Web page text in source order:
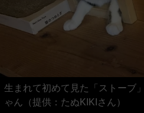
生まれて初めて見た「ストーブ
ゃん（提供：たぬKIKIさん）